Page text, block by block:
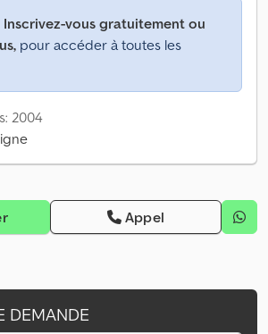
Inscrivez-vous gratuitement ou
pour accéder à toutes les
2004
Appel
DEMANDE